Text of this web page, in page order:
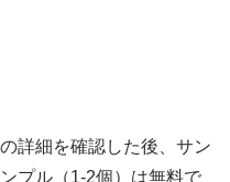
詳細を確認した後、サン
プル（1-2個）は無料で